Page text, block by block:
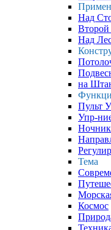
Над
Второй
Над
на
Пульт
Упр-
Ночник
Тема
Космос